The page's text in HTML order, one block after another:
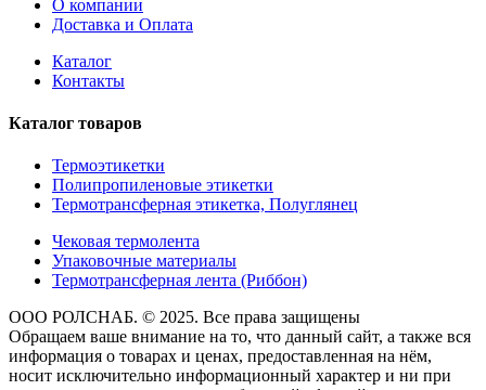
О компании
Доставка и Оплата
Каталог
Контакты
Каталог товаров
Термоэтикетки
Полипропиленовые этикетки
Термотрансферная этикетка, Полуглянец
Чековая термолента
Упаковочные материалы
Термотрансферная лента (Риббон)
ООО РОЛСНАБ. © 2025. Все права защищены
Обращаем ваше внимание на то, что данный сайт, а также вся
информация о товарах и ценах, предоставленная на нём,
носит исключительно информационный характер и ни при